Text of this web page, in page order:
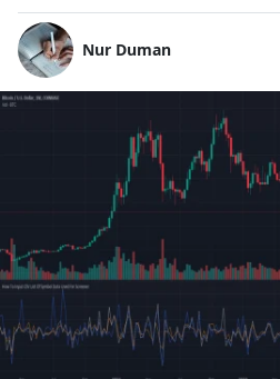
Nur Duman